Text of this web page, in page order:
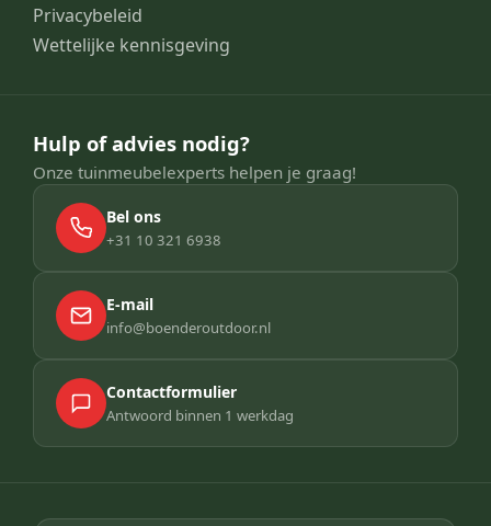
Privacybeleid
Wettelijke kennisgeving
Hulp of advies nodig?
Onze tuinmeubelexperts helpen je graag!
Bel ons
+31 10 321 6938
E-mail
info@boenderoutdoor.nl
Contactformulier
Antwoord binnen 1 werkdag